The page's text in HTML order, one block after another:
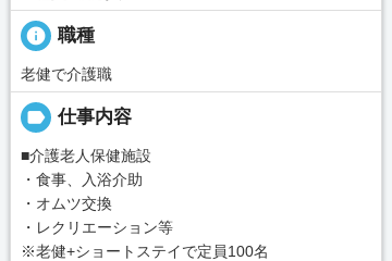
info 職種
老健で介護職
label 仕事内容
■介護老人保健施設
・食事、入浴介助
・オムツ交換
・レクリエーション等
※老健+ショートステイで定員100名